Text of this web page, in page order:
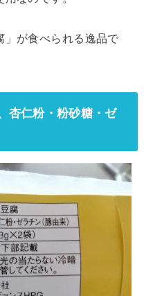
」が食べられる逸品で
杏仁粉・粉砂糖・ゼ